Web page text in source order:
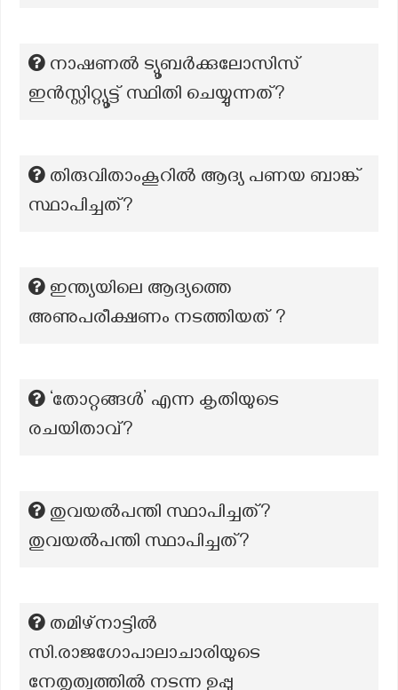
നാഷണൽ ട്യൂബർക്കുലോസിസ്
ഇൻസ്റ്റിറ്റ്യൂട്ട് സ്ഥിതി ചെയ്യുന്നത്?
തിരുവിതാംകൂറിൽ ആദ്യ പണയ ബാങ്ക്
സ്ഥാപിച്ചത്?
ഇന്ത്യയിലെ ആദ്യത്തെ
അണുപരീക്ഷണം നടത്തിയത് ?
‘തോറ്റങ്ങൾ’ എന്ന കൃതിയുടെ
രചയിതാവ്?
തുവയൽപന്തി സ്ഥാപിച്ചത്?
തുവയൽപന്തി സ്ഥാപിച്ചത്?
തമിഴ്‌നാട്ടിൽ
സി.രാജഗോപാലാചാരിയുടെ
നേതൃത്വത്തിൽ നടന്ന ഉപ്പു